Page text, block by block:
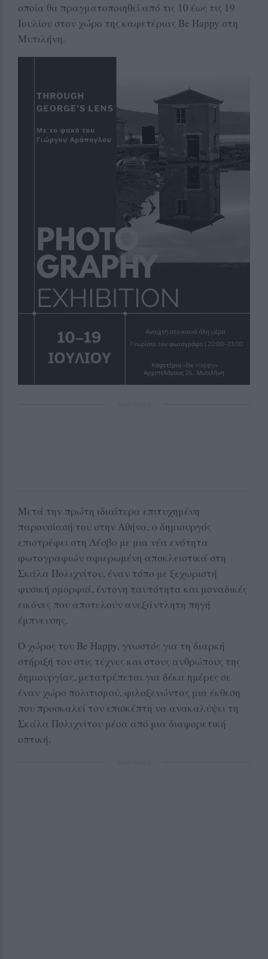
οποία θα πραγματοποιηθεί από τις 10 έως τις 19
Ιουλίου στον χώρο της καφετέριας Be Happy στη
Μυτιλήνη.
Μετά την πρώτη ιδιαίτερα επιτυχημένη
παρουσίασή του στην Αθήνα, ο δημιουργός
επιστρέφει στη Λέσβο με μια νέα ενότητα
φωτογραφιών αφιερωμένη αποκλειστικά στη
Σκάλα Πολιχνίτου, έναν τόπο με ξεχωριστή
φυσική ομορφιά, έντονη ταυτότητα και μοναδικές
εικόνες που αποτελούν ανεξάντλητη πηγή
έμπνευσης.
Ο χώρος του Be Happy, γνωστός για τη διαρκή
στήριξή του στις τέχνες και στους ανθρώπους της
δημιουργίας, μετατρέπεται για δέκα ημέρες σε
έναν χώρο πολιτισμού, φιλοξενώντας μια έκθεση
που προσκαλεί τον επισκέπτη να ανακαλύψει τη
Σκάλα Πολιχνίτου μέσα από μια διαφορετική
οπτική.